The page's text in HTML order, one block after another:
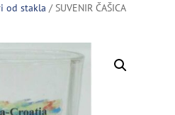
od stakla / SUVENIR ČAŠICA